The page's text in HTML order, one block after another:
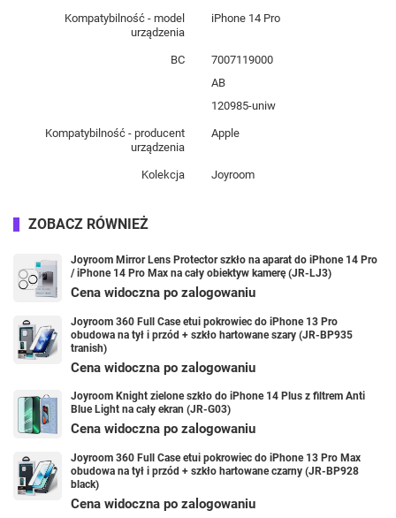
Kompatybilność - model
urządzenia
iPhone 14 Pro
BC
7007119000
AB
120985-uniw
Kompatybilność - producent
urządzenia
Apple
Kolekcja Joyroom
ZOBACZ RÓWNIEŻ
Joyroom Mirror Lens Protector szkło na aparat do iPhone 14 Pro
/ iPhone 14 Pro Max na cały obiektyw kamerę (JR-LJ3)
Cena widoczna po zalogowaniu
Joyroom 360 Full Case etui pokrowiec do iPhone 13 Pro
obudowa na tył i przód + szkło hartowane szary (JR-BP935
tranish)
Cena widoczna po zalogowaniu
Joyroom Knight zielone szkło do iPhone 14 Plus z filtrem Anti
Blue Light na cały ekran (JR-G03)
Cena widoczna po zalogowaniu
Joyroom 360 Full Case etui pokrowiec do iPhone 13 Pro Max
obudowa na tył i przód + szkło hartowane czarny (JR-BP928
black)
Cena widoczna po zalogowaniu